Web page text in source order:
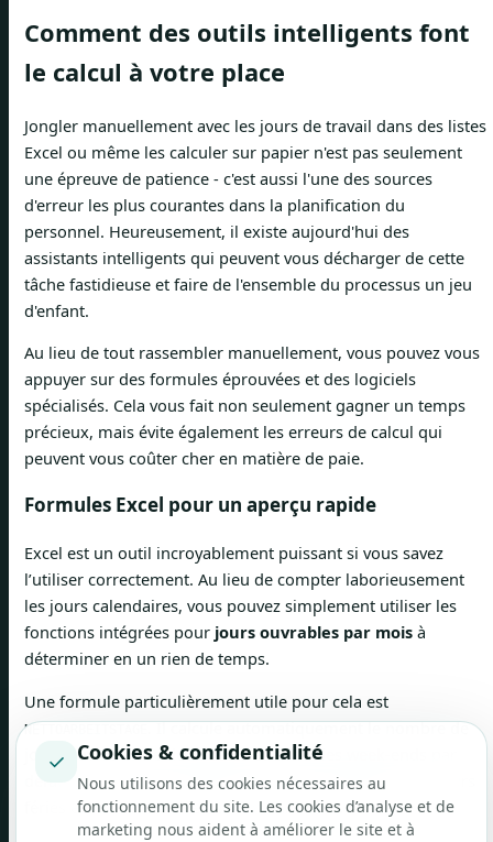
Comment des outils intelligents font
le calcul à votre place
Jongler manuellement avec les jours de travail dans des listes
Excel ou même les calculer sur papier n'est pas seulement
une épreuve de patience - c'est aussi l'une des sources
d'erreur les plus courantes dans la planification du
personnel. Heureusement, il existe aujourd'hui des
assistants intelligents qui peuvent vous décharger de cette
tâche fastidieuse et faire de l'ensemble du processus un jeu
d'enfant.
Au lieu de tout rassembler manuellement, vous pouvez vous
appuyer sur des formules éprouvées et des logiciels
spécialisés. Cela vous fait non seulement gagner un temps
précieux, mais évite également les erreurs de calcul qui
peuvent vous coûter cher en matière de paie.
Formules Excel pour un aperçu rapide
Excel est un outil incroyablement puissant si vous savez
l’utiliser correctement. Au lieu de compter laborieusement
les jours calendaires, vous pouvez simplement utiliser les
fonctions intégrées pour jours ouvrables par mois à
déterminer en un rien de temps.
Une formule particulièrement utile pour cela est
NETTOARBEITSTAGE . Il calcule automatiquement le nombre de
jours ouvrés entre deux dates et exclut les week-ends par
défaut. Vous pouvez même créer une liste distincte de jours
fériés et les inclure directement dans la formule.
✓ Cookies & confidentialité
Nous utilisons des cookies nécessaires au
fonctionnement du site. Les cookies d’analyse et de
marketing nous aident à améliorer le site et à